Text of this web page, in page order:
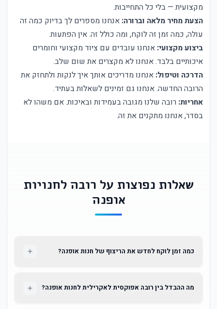
מקצועית — בלי כל התחייבות.
הצעת מחיר מלאה וברורה: אנחנו מספרים לך בדיוק כמה זה
עולה, כמה זמן זה לוקח, ומה כולל זה. אין הפתעות.
ביצוע מקצועי: אנחנו עובדים עם ציוד מקצועי וחומרים
איכותיים בלבד. אנחנו לא מקצרים את שום שלב.
הדרכה וטיפול: אנחנו מדריכים אותך איך לנקות ולתחזק את
הרובה החדשה. אנחנו גם זמינים לשאלות בעתיד.
אחריות: רובה שלנו מגובה בעמידות ובאיכות. אם משהו לא
בסדר, אנחנו מתקנים את זה.
שאלות נפוצות על רובה לחנויות
אופנה
כמה זמן לוקח לחדש את הריצוף של חנות אופנה?
מה ההבדל בין רובה אפוקסית לאקרילית לחנות אופנה?